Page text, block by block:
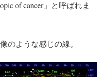
of cancer」と呼ばれま
のような感じの線。